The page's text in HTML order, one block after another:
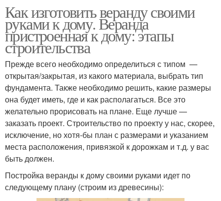
Как изготовить веранду своими
руками к дому. Веранда
пристроенная к дому: этапы
строительства
Прежде всего необходимо определиться с типом —
открытая/закрытая, из какого материала, выбрать тип
фундамента. Также необходимо решить, какие размеры
она будет иметь, где и как располагаться. Все это
желательно прорисовать на плане. Еще лучше —
заказать проект. Строительство по проекту у нас, скорее,
исключение, но хотя-бы план с размерами и указанием
места расположения, привязкой к дорожкам и т.д. у вас
быть должен.
Постройка веранды к дому своими руками идет по
следующему плану (строим из древесины):